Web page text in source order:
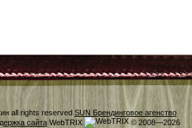
all rights reserved SUN Брендинговое агенство
сайта WebTRIX © 2008—2026